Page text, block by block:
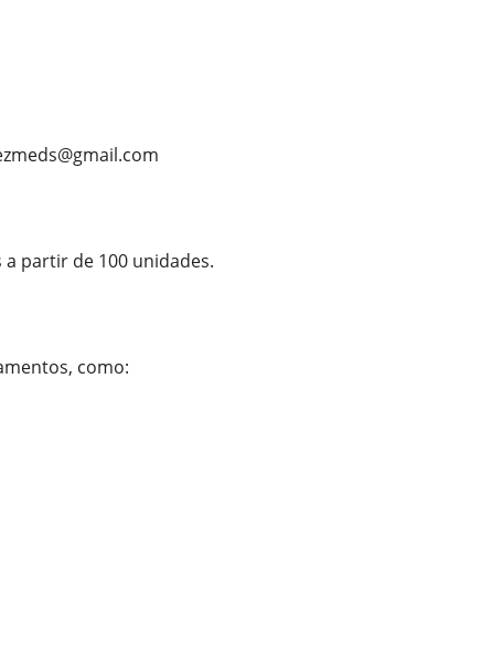
partir de 100 unidades.
como: